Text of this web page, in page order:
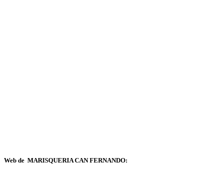
Web de MARISQUERIA CAN FERNANDO: